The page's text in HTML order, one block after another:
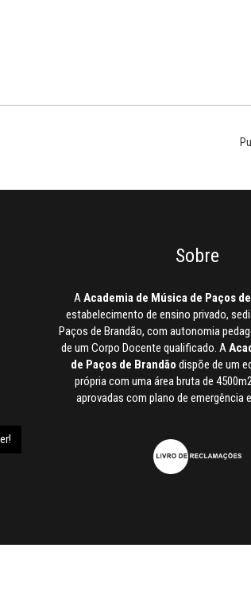
Sobre
AAcademia de Música de Paços
estabelecimento de ensino privado,
Paços de Brandão, com autonomia
de um Corpo Docente qualificado. A
de Paços de Brandão dispõe de um
própria com uma área bruta de
aprovadas com plano de emergência